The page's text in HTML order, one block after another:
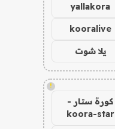
yallakora
kooralive
يلا شوت
!
كورة ستار -
koora-star